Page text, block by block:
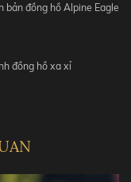
bản đồng hồ Alpine Eagle
đồng hồ xa xỉ